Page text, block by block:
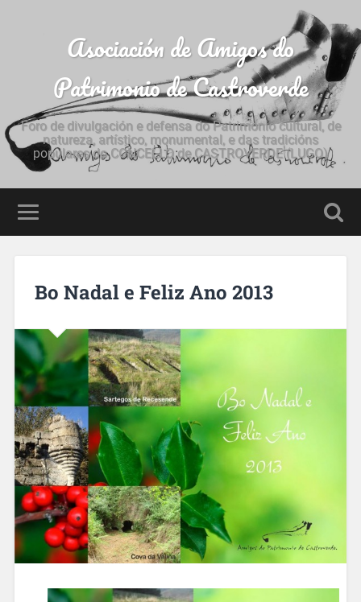
Asociación de Amigos do
Patrimonio de Castroverde
Foro de divulgación e defensa do Patrimonio cultural, de
natureza, artístico, monumental, e das tradicións
populares do CONCELLO de CASTROVERDE (LUGO)
Bo Nadal e Feliz Ano 2013